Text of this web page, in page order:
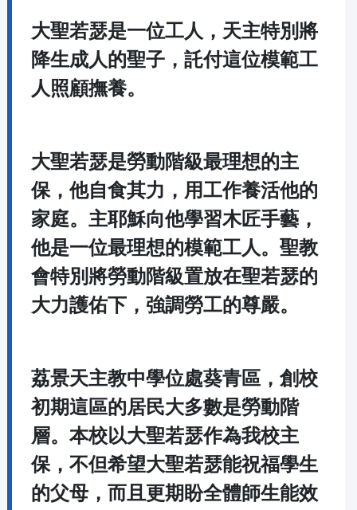
大聖若瑟是一位工人，天主特別將
降生成人的聖子，託付這位模範工
人照顧撫養。
大聖若瑟是勞動階級最理想的主
保，他自食其力，用工作養活他的
家庭。主耶穌向他學習木匠手藝，
他是一位最理想的模範工人。聖教
會特別將勞動階級置放在聖若瑟的
大力護佑下，強調勞工的尊嚴。
荔景天主教中學位處葵青區，創校
初期這區的居民大多數是勞動階
層。本校以大聖若瑟作為我校主
保，不但希望大聖若瑟能祝福學生
的父母，而且更期盼全體師生能效